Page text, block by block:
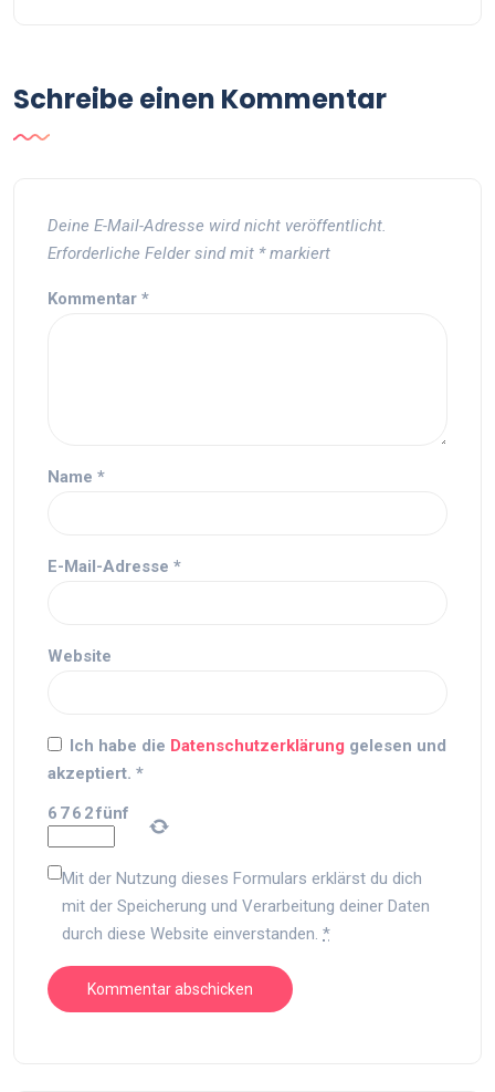
Schreibe einen Kommentar
Deine E-Mail-Adresse wird nicht veröffentlicht.
Erforderliche Felder sind mit *markiert
Kommentar *
Name *
E-Mail-Adresse *
Website
Ich habe die Datenschutzerklärung gelesen und
akzeptiert. *
6 76 2fünf
Mit der Nutzung dieses Formulars erklärst du dich
mit der Speicherung und Verarbeitung deiner Daten
durch diese Website einverstanden. *